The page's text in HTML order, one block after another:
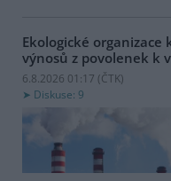
Ekologické organizace
výnosů z povolenek k
6.8.2026 01:17 (ČTK)
Diskuse: 9